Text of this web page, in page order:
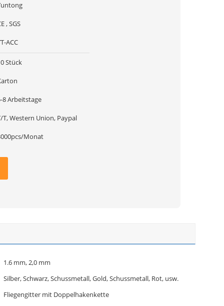
, SGS
ACC
Stück
8 Arbeitstage
T, Western Union, Paypal
Monat
1.6 mm, 2,0 mm
Silber, Schwarz, Schussmetall, Gold, Schussmetall, Rot, usw.
Fliegengitter mit Doppelhakenkette